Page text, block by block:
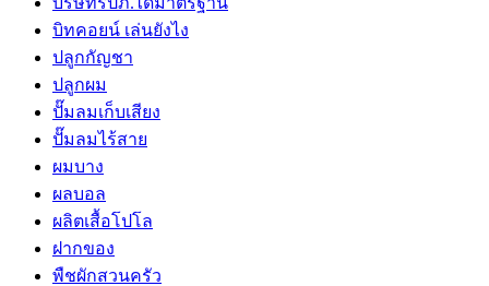
บิทคอยน์ เล่นยังไง
ปลูกกัญชา
ปลูกผม
ปั๊มลมเก็บเสียง
ปั๊มลมไร้สาย
ผมบาง
ผลบอล
ผลิตเสื้อโปโล
ฝากของ
พืชผักสวนครัว